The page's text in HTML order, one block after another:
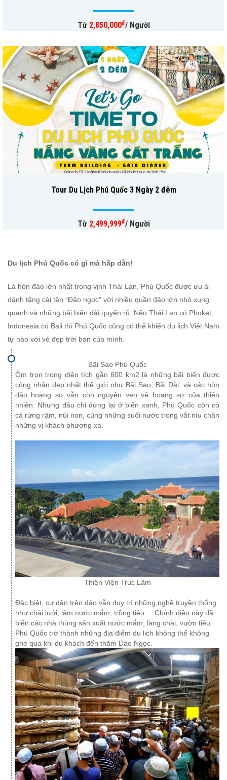
Từ 2,850,000đ/ Người
Tour Du Lịch Phú Quốc 3 Ngày 2 đêm
Từ 2,499,999đ/ Người
Du lịch Phú Quốc có gì mà hấp dẫn!
Là hòn đảo lớn nhất trong vịnh Thái Lan, Phú Quốc được ưu ái
dành tặng cái tên “Đảo ngọc” với nhiều quần đảo lớn nhỏ xung
quanh và những bãi biển dài quyến rũ. Nếu Thái Lan có Phuket,
Indonesia có Bali thì Phú Quốc cũng có thể khiến du lịch Việt Nam
tự hào với vẻ đẹp trời ban của mình.
Bãi Sao Phú Quốc
Ôm trọn trong diện tích gần 600 km2 là những bãi biển được
công nhận đẹp nhất thế giới như Bãi Sao, Bãi Dài; và các hòn
đảo hoang sơ vẫn còn nguyên vẹn vẻ hoang sơ của thiên
nhiên. Nhưng đâu chỉ dừng lại ở biển xanh, Phú Quốc còn có
cả rừng rậm, núi non, cùng những suối nước trong vắt níu chân
những vị khách phương xa.
Thiện Viện Trúc Lâm
Đặc biệt, cư dân trên đảo vẫn duy trì những nghề truyền thống
như chài lưới, làm nước mắm, trồng tiêu.... Chính điều này đã
biến các nhà thùng sản xuất nước mắm, làng chài, vườn tiêu
Phú Quốc trở thành những địa điểm du lịch không thể không
ghé qua khi du khách đến thăm Đảo Ngọc.